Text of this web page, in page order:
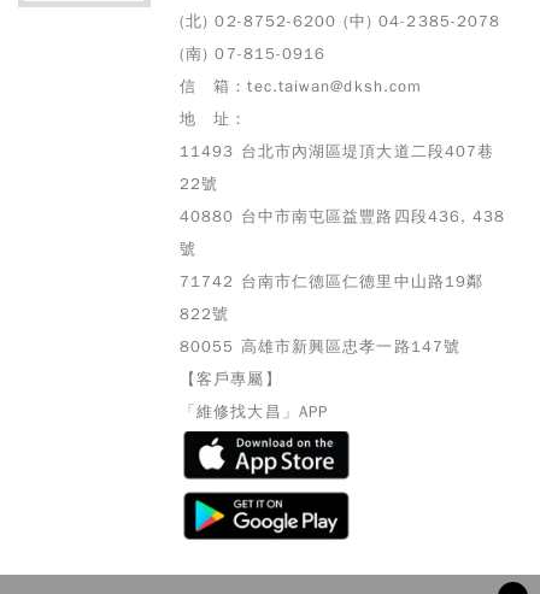
(北) 02-8752-6200 (中) 04-2385-2078
(南) 07-815-0916
信 箱：tec.taiwan@dksh.com
地 址：
11493 台北市內湖區堤頂大道二段407巷
22號
40880 台中市南屯區益豐路四段436, 438
號
71742 台南市仁德區仁德里中山路19鄰
822號
80055 高雄市新興區忠孝一路147號
【客戶專屬】
「維修找大昌」APP